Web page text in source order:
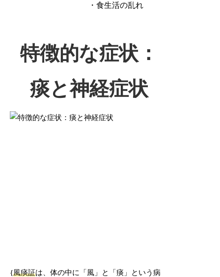
・食生活の乱れ
特徴的な症状：
痰と神経症状
{風痰証は、体の中に「風」と「痰」という病